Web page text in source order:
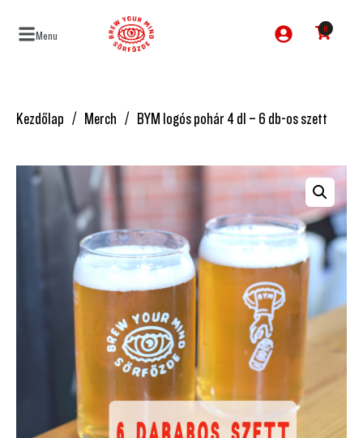
Menu 0
Kezdőlap Merch BYM logós pohár 4 dl – 6 db-os szett